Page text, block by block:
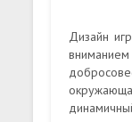
Дизайн